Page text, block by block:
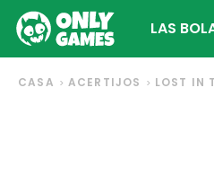
LAS
CASA ACERTIJOS LOST IN